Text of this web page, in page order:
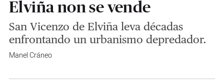
Elviña non se vende
San Vicenzo de Elviña leva décadas
enfrontando un urbanismo depredador.
Manel Cráneo